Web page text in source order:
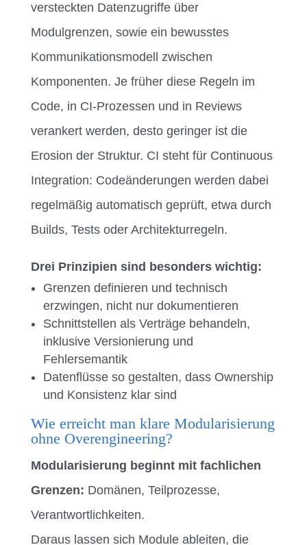
versteckten Datenzugriffe über
Modulgrenzen, sowie ein bewusstes
Kommunikationsmodell zwischen
Komponenten. Je früher diese Regeln im
Code, in CI-Prozessen und in Reviews
verankert werden, desto geringer ist die
Erosion der Struktur. CI steht für Continuous
Integration: Codeänderungen werden dabei
regelmäßig automatisch geprüft, etwa durch
Builds, Tests oder Architekturregeln.
Drei Prinzipien sind besonders wichtig:
Grenzen definieren und technisch
erzwingen, nicht nur dokumentieren
Schnittstellen als Verträge behandeln,
inklusive Versionierung und
Fehlersemantik
Datenflüsse so gestalten, dass Ownership
und Konsistenz klar sind
Wie erreicht man klare Modularisierung
ohne Overengineering?
Modularisierung beginnt mit fachlichen
Grenzen: Domänen, Teilprozesse,
Verantwortlichkeiten.
Daraus lassen sich Module ableiten, die